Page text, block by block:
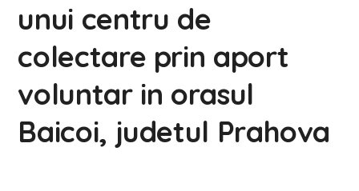
unui centru de
colectare prin aport
voluntar in orasul
Baicoi, judetul Prahova